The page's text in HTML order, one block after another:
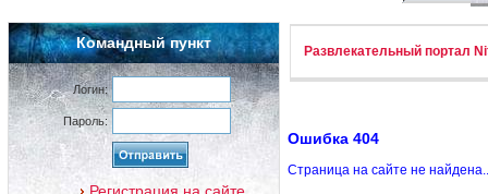
Командный пункт
Логин:
Пароль:
Развлекательный портал
Ошибка 404
Страница на сайте не